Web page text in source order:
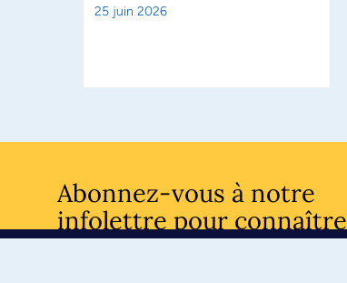
25 juin 2026
Abonnez-vous à notre
infolettre pour connaître
l’actualité facultaire